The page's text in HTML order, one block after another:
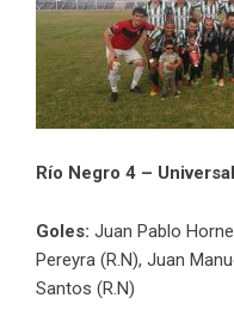
Río Negro 4 –
Goles: Juan Pablo
Pereyra (R.N), Juan
Santos (R.N)